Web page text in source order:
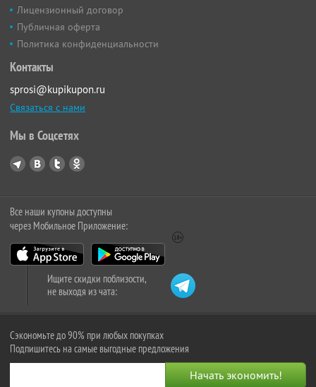
Лицензионный договор
Публичная оферта
Политика конфиденциальности
Контакты
sprosi@kupikupon.ru
Связаться с нами
Мы в Соцсетях
Все наши купоны доступны
через Мобильное Приложение:
Ищите скидки поблизости,
не выходя из чата:
Сэкономьте до 90% при любых покупках
Подпишитесь на самые выгодные предложения